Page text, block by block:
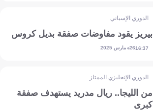
الدوري الإسباني
بيريز يقود مفاوضات صفقة بديل كروس
16:3726 مارس 2025
الدوري الإنجليزي الممتاز
من الليجا.. ريال مدريد يستهدف صفقة
كبرى